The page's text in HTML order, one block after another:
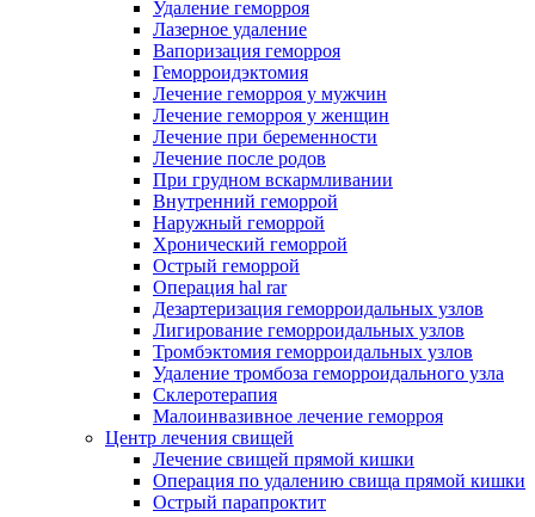
Удаление геморроя
Лазерное удаление
Вапоризация геморроя
Геморроидэктомия
Лечение геморроя у мужчин
Лечение геморроя у женщин
Лечение при беременности
Лечение после родов
При грудном вскармливании
Внутренний геморрой
Наружный геморрой
Хронический геморрой
Острый геморрой
Операция hal rar
Дезартеризация геморроидальных узлов
Лигирование геморроидальных узлов
Тромбэктомия геморроидальных узлов
Удаление тромбоза геморроидального узла
Склеротерапия
Малоинвазивное лечение геморроя
Центр лечения свищей
Лечение свищей прямой кишки
Операция по удалению свища прямой кишки
Острый парапроктит